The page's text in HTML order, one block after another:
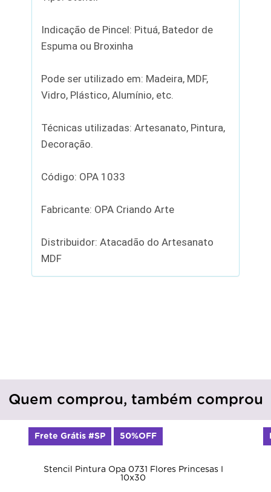
Indicação de Pincel: Pituá, Batedor de
Espuma ou Broxinha
Pode ser utilizado em: Madeira, MDF,
Vidro, Plástico, Alumínio, etc.
Técnicas utilizadas: Artesanato, Pintura,
Decoração.
Código: OPA 1033
Fabricante: OPA Criando Arte
Distribuidor: Atacadão do Artesanato
MDF
Quem comprou, também comprou
Stencil Pintura Opa 0731 Flores Princesas I
10x30
Frete Grátis #SP 50%OFF